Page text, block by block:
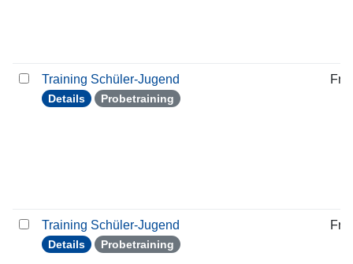
Training Schüler-Jugend
Details Probetraining
Training Schüler-Jugend
Details Probetraining